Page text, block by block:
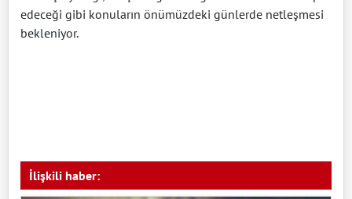
edeceği gibi konuların önümüzdeki günlerde netleşmesi
bekleniyor.
İlişkili haber: